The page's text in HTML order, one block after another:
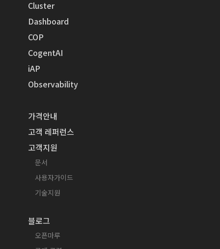
Cluster
Dashboard
COP
CogentAI
iAP
Observability
가격안내
고객 레퍼런스
고객지원
문서
사용자가이드
기술지원
블로그
오픈마루